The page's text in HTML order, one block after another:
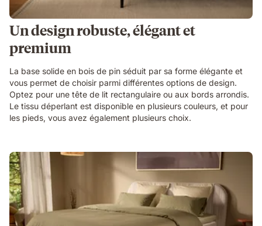
Un design robuste, élégant et
premium
La base solide en bois de pin séduit par sa forme élégante et
vous permet de choisir parmi différentes options de design.
Optez pour une tête de lit rectangulaire ou aux bords arrondis.
Le tissu déperlant est disponible en plusieurs couleurs, et pour
les pieds, vous avez également plusieurs choix.